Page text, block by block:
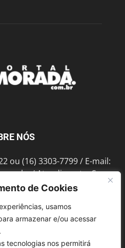
de Cookies
usamos
armazenar e/ou acessar
tecnologias nos permitirá
NÓS
ou (16) 3303-7799 / E-mail:
/ Atendimento: Seg a
Av. Bento de Abreu, 889
NOS